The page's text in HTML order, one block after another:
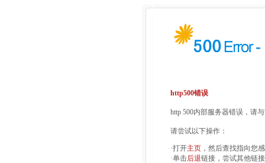
http500错误
http 500内部服务器错误，请
请尝试以下操作：
·打开主页 ，然后查找指向您
·单击后退链接，尝试其他链